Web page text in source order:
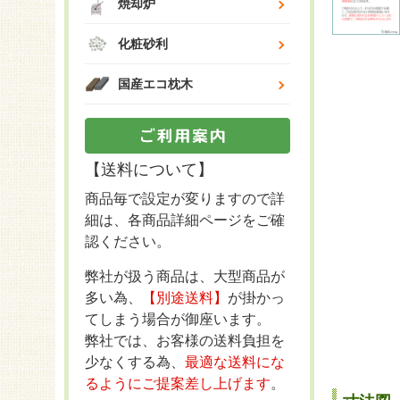
焼却炉
化粧砂利
国産エコ枕木
【送料について】
商品毎で設定が変りますので詳
細は、各商品詳細ページをご確
認ください。
弊社が扱う商品は、大型商品が
多い為、
【別途送料】 が掛かっ
てしまう場合が御座います。
弊社では、お客様の送料負担を
少なくする為、 最適な送料にな
るようにご提案差し上げます。